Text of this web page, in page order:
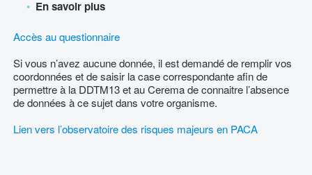
En savoir plus
Accès au questionnaire
Si vous n’avez aucune donnée, il est demandé de remplir vos
coordonnées et de saisir la case correspondante afin de
permettre à la DDTM13 et au Cerema de connaitre l’absence
de données à ce sujet dans votre organisme.
Lien vers l’observatoire des risques majeurs en PACA